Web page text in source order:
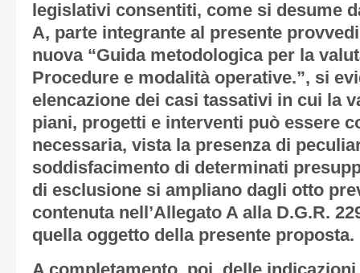
legislativi consentiti, come si desume
A, parte integrante al presente
nuova “Guida metodologica per la
Procedure e modalità operative.”, si
elencazione dei casi tassativi in cui la
piani, progetti e interventi può essere
necessaria, vista la presenza di
soddisfacimento di determinati
di esclusione si ampliano dagli otto
contenuta nell’Allegato A alla D.G.R.
quella oggetto della presente proposta.